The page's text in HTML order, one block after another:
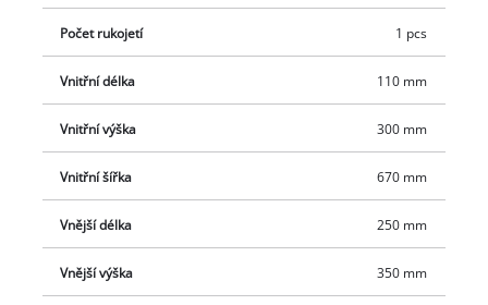
Počet rukojetí 1 pcs
Vnitřní délka 110 mm
Vnitřní výška 300 mm
Vnitřní šířka 670 mm
Vnější délka 250 mm
Vnější výška 350 mm